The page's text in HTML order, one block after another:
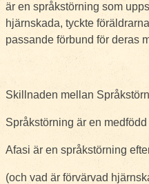
är en språkstörning som
hjärnskada, tyckte
passande förbund för deras
Skillnaden mellan
Språkstörning är en
Afasi är en språkstörning
(och vad är förvärvad